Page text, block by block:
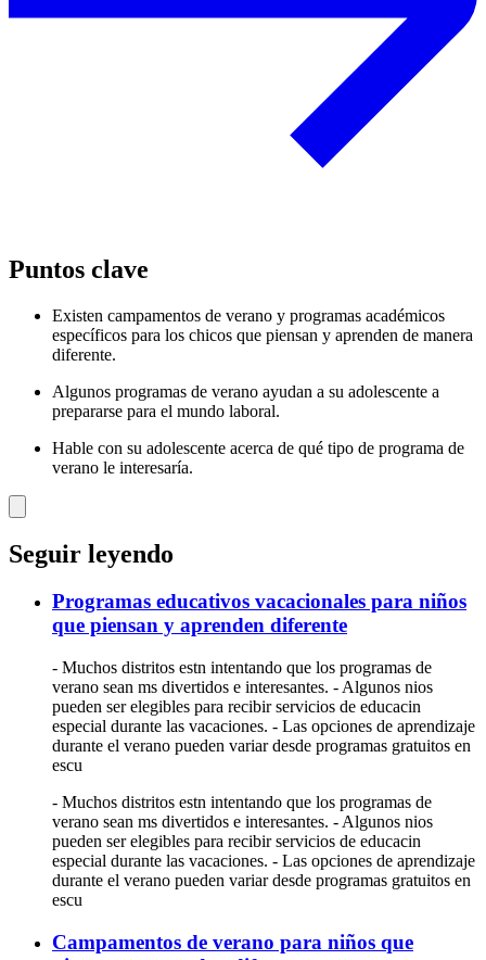
Puntos clave
Existen campamentos de verano y programas académicos
específicos para los chicos que piensan y aprenden de manera
diferente.
Algunos programas de verano ayudan a su adolescente a
prepararse para el mundo laboral.
Hable con su adolescente acerca de qué tipo de programa de
verano le interesaría.
Seguir leyendo
Programas educativos vacacionales para niños
que piensan y aprenden diferente
- Muchos distritos estn intentando que los programas de
verano sean ms divertidos e interesantes. - Algunos nios
pueden ser elegibles para recibir servicios de educacin
especial durante las vacaciones. - Las opciones de aprendizaje
durante el verano pueden variar desde programas gratuitos en
escu
- Muchos distritos estn intentando que los programas de
verano sean ms divertidos e interesantes. - Algunos nios
pueden ser elegibles para recibir servicios de educacin
especial durante las vacaciones. - Las opciones de aprendizaje
durante el verano pueden variar desde programas gratuitos en
escu
Campamentos de verano para niños que